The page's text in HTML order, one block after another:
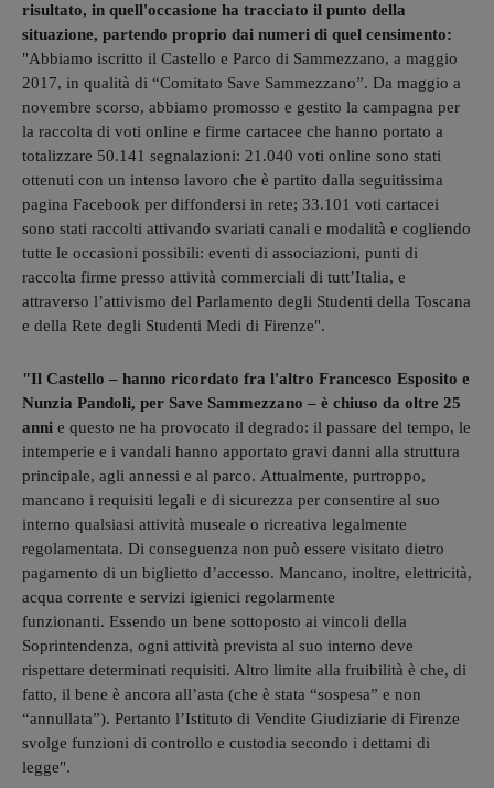
risultato, in quell'occasione ha tracciato il punto della
situazione, partendo proprio dai numeri di quel censimento:
"Abbiamo iscritto il Castello e Parco di Sammezzano, a maggio
2017, in qualità di “Comitato Save Sammezzano”. Da maggio a
novembre scorso, abbiamo promosso e gestito la campagna per
la raccolta di voti online e firme cartacee che hanno portato a
totalizzare 50.141 segnalazioni: 21.040 voti online sono stati
ottenuti con un intenso lavoro che è partito dalla seguitissima
pagina Facebook per diffondersi in rete; 33.101 voti cartacei
sono stati raccolti attivando svariati canali e modalità e cogliendo
tutte le occasioni possibili: eventi di associazioni, punti di
raccolta firme presso attività commerciali di tutt’Italia, e
attraverso l’attivismo del Parlamento degli Studenti della Toscana
e della Rete degli Studenti Medi di Firenze".
"Il Castello – hanno ricordato fra l'altro Francesco Esposito e
Nunzia Pandoli, per Save Sammezzano – è chiuso da oltre 25
anni e questo ne ha provocato il degrado: il passare del tempo, le
intemperie e i vandali hanno apportato gravi danni alla struttura
principale, agli annessi e al parco. Attualmente, purtroppo,
mancano i requisiti legali e di sicurezza per consentire al suo
interno qualsiasi attività museale o ricreativa legalmente
regolamentata. Di conseguenza non può essere visitato dietro
pagamento di un biglietto d’accesso. Mancano, inoltre, elettricità,
acqua corrente e servizi igienici regolarmente
funzionanti. Essendo un bene sottoposto ai vincoli della
Soprintendenza, ogni attività prevista al suo interno deve
rispettare determinati requisiti. Altro limite alla fruibilità è che, di
fatto, il bene è ancora all’asta (che è stata “sospesa” e non
“annullata”). Pertanto l’Istituto di Vendite Giudiziarie di Firenze
svolge funzioni di controllo e custodia secondo i dettami di
legge".